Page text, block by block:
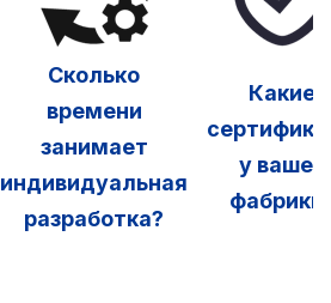
Сколько
времени
занимает
индивидуальная
разработка?
Какие
у вашей